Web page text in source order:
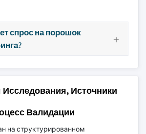
спрос на порошок
Источники
Валидации
на структурированном